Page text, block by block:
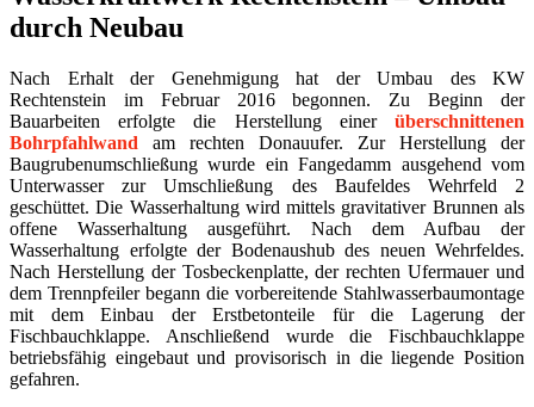
durch Neubau
Nach Erhalt der Genehmigung hat der Umbau des KW
Rechtenstein im Februar 2016 begonnen. Zu Beginn der
Bauarbeiten erfolgte die Herstellung einer überschnittenen
Bohrpfahlwand am rechten Donauufer. Zur Herstellung der
Baugrubenumschließung wurde ein Fangedamm ausgehend vom
Unterwasser zur Umschließung des Baufeldes Wehrfeld 2
geschüttet. Die Wasserhaltung wird mittels gravitativer Brunnen als
offene Wasserhaltung ausgeführt. Nach dem Aufbau der
Wasserhaltung erfolgte der Bodenaushub des neuen Wehrfeldes.
Nach Herstellung der Tosbeckenplatte, der rechten Ufermauer und
dem Trennpfeiler begann die vorbereitende Stahlwasserbaumontage
mit dem Einbau der Erstbetonteile für die Lagerung der
Fischbauchklappe. Anschließend wurde die Fischbauchklappe
betriebsfähig eingebaut und provisorisch in die liegende Position
gefahren.